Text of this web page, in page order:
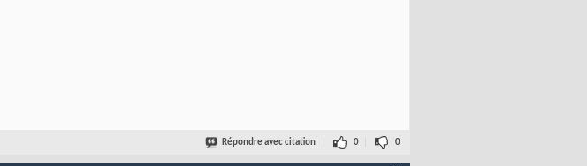
Répondre avec citation 0 0